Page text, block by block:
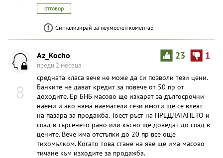
отговор
Сигнализирай за неуместен коментар
8
23 1
Az_Kocho
преди 2 месеца
средната класа вече не може да си позволи тези цени.
Банките не дават кредит за повече от 50 пр от
доходите. Ер БНБ масово ще изкарат за дългосрочни
наеми и ако няма наематели тези имоти ще се влеят
на пазара за продажба. Тоест ръст на ПРЕДЛАГАНЕТО и
спад в търсенето рано или късно ще доведат до спад в
цените. Вече има отстъпки до 20 пр все още
тихомълком. Когато това стане на яве ще има масово
тичане към изходите за продажба.